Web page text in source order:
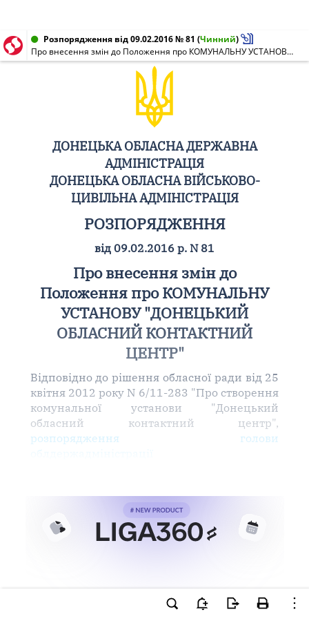
Розпорядження від 09.02.2016 № 81 (Чинний)
Про внесення змін до Положення про КОМУНАЛЬНУ УСТАНОВУ "ДОНЕЦЬКИЙ ОБЛАСНИЙ КОНТАКТНИЙ ЦЕНТР"
ДОНЕЦЬКА ОБЛАСНА ДЕРЖАВНА
АДМІНІСТРАЦІЯ
ДОНЕЦЬКА ОБЛАСНА ВІЙСЬКОВО-
ЦИВІЛЬНА АДМІНІСТРАЦІЯ
РОЗПОРЯДЖЕННЯ
від 09.02.2016 р. N 81
Про внесення змін до
Положення про КОМУНАЛЬНУ
УСТАНОВУ "ДОНЕЦЬКИЙ
ОБЛАСНИЙ КОНТАКТНИЙ
ЦЕНТР"
Відповідно до рішення обласної ради від 25
квітня 2012 року N 6/11-283 "Про створення
комунальної установи "Донецький
обласний контактний центр",
розпорядження голови
Ви намагаєтесь використати